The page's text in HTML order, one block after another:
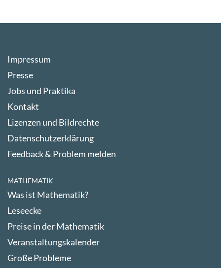
Impressum
Presse
Jobs und Praktika
Kontakt
Lizenzen und Bildrechte
Datenschutzerklärung
Feedback & Problem melden
MATHEMATIK
Was ist Mathematik?
Leseecke
Preise in der Mathematik
Veranstaltungskalender
Große Probleme